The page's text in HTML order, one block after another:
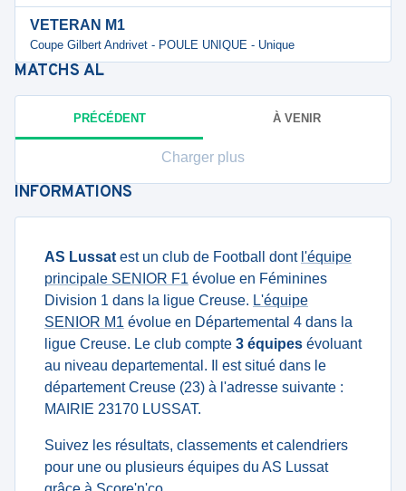
VETERAN M1
Coupe Gilbert Andrivet - POULE UNIQUE - Unique
MATCHS AL
PRÉCÉDENT À VENIR
Charger plus
INFORMATIONS
AS Lussat est un club de Football dont l'équipe
principale SENIOR F1 évolue en Féminines
Division 1 dans la ligue Creuse. L'équipe
SENIOR M1 évolue en Départemental 4 dans la
ligue Creuse. Le club compte 3 équipes évoluant
au niveau departemental. Il est situé dans le
département Creuse (23) à l'adresse suivante :
MAIRIE 23170 LUSSAT.
Suivez les résultats, classements et calendriers
pour une ou plusieurs équipes du AS Lussat